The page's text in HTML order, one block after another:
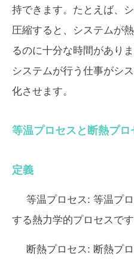
持できます。たとえば、
圧縮すると、システムが
るのに十分な時間があり
システムが行う仕事がシ
化させます。
等温プロセスと断熱プロ
定義
等温プロセス: 等温プ
する熱力学的プロセスです
断熱プロセス: 断熱プ